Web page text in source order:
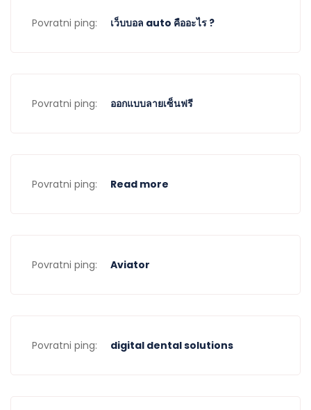
Povratni ping: เว็บบอล auto คืออะไร ?
Povratni ping: ออกแบบลายเซ็นฟรี
Povratni ping: Read more
Povratni ping: Aviator
Povratni ping: digital dental solutions